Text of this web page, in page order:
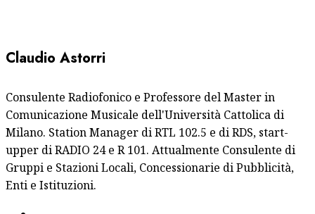
Claudio Astorri
Consulente Radiofonico e Professore del Master in
Comunicazione Musicale dell'Università Cattolica di
Milano. Station Manager di RTL 102.5 e di RDS, start-
upper di RADIO 24 e R 101. Attualmente Consulente di
Gruppi e Stazioni Locali, Concessionarie di Pubblicità,
Enti e Istituzioni.